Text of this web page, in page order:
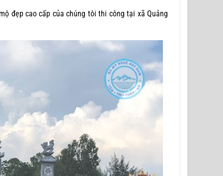
đẹp cao cấp của chúng tôi thi công tại xã Quảng